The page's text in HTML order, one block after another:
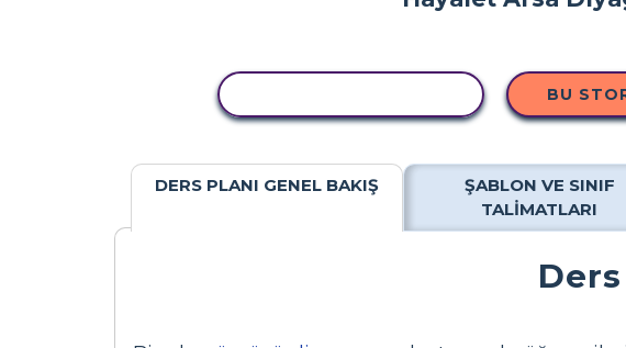
BU
DERS PLANI GENEL BAKIŞ
ŞABLON VE SINIF
TALIMATLARI